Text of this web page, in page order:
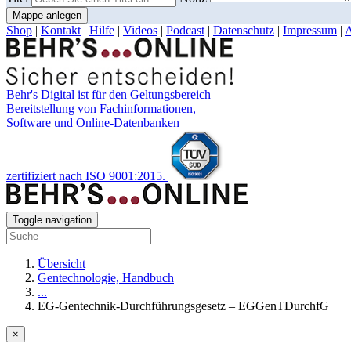
Mappe anlegen
Shop | Kontakt | Hilfe | Videos | Podcast | Datenschutz | Impressum |
Behr's Digital ist für den Geltungsbereich
Bereitstellung von Fachinformationen,
Software und Online-Datenbanken
zertifiziert nach ISO 9001:2015.
Toggle navigation
Übersicht
Gentechnologie, Handbuch
...
EG-Gentechnik-Durchführungs­gesetz – EGGenTDurchfG
×